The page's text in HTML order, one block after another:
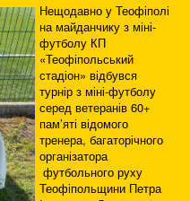
Нещодавно у Теофіполі
на майданчику з міні-
футболу КП
«Теофіпольський
стадіон» відбувся
турнір з міні-футболу
серед ветеранів 60+
пам’яті відомого
тренера, багаторічного
організатора
футбольного руху
Теофіпольщини Петра